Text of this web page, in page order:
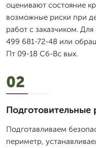
оценивают состояние
возможные риски при
работ с заказчиком.
499 681-72-48 или
Пт 09-18 Сб-Вс вых.
02
Подготовительные
Подготавливаем
периметр,